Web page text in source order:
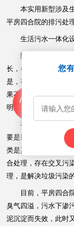
本实用新型涉及生
平房四合院的排污处
生活污水一体化
随着我国社会经济
长，各地纷纷进行小
是，事实证明，河流
果不够明显，而且，
明显暴露。
在居民家中，产生
要是剩饭、生菜、菜
类是其他日用品包装
合处理，存在交叉污
理，是解决垃圾污染
目前，平房四合院
臭气四溢，污水下渗
泥沉淀而失效，此时
您